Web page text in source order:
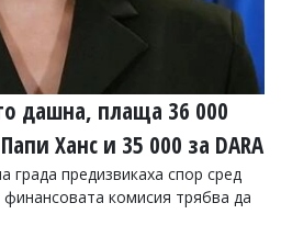
дашна, плаща 36 000
Ханс и 35 000 за DARA
града предизвикаха спор сред
комисия трябва да